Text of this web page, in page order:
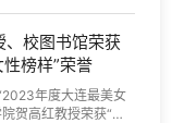
、校图书馆荣获
榜样”荣誉
年度大连最美女
贺高红教授荣获“最